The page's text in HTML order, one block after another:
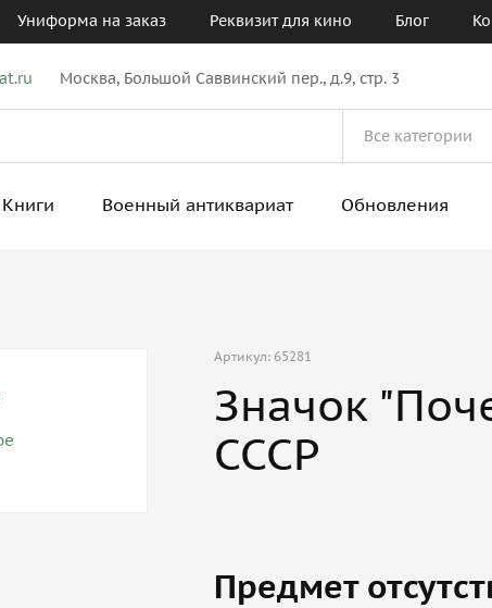
Униформа на заказ Реквизит для кино Блог
Москва, Большой Саввинский пер., д.9, стр. 3
Книги Военный антиквариат Обновления
Артикул: 65281
Значок
СССР
Предмет